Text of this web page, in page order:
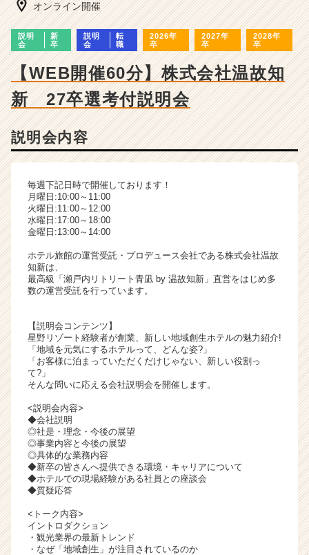
企
業
ら
カ
届
就
チ
ア
キ
ア
（C
h
e
e
a
r
e
e
オンライン開催
説明
会
新
卒
説明
会
転
職
2026年
卒
2027年
卒
2028年
卒
【WEB開催60分】株式会社温故知
新 27卒選考付説明会
説明会内容
毎週下記日時で開催しております！
月曜日:10:00～11:00
火曜日:11:00～12:00
水曜日:17:00～18:00
金曜日:13:00～14:00
ホテル旅館の運営受託・プロデュース会社である株式会社温故
知新は、
最高級「瀬戸内リトリート青凪 by 温故知新」直営をはじめ多
数の運営受託を行っています。
【説明会コンテンツ】
星野リゾート経験者が創業、新しい地域創生ホテルの魅力紹介!
「地域を元気にするホテルって、どんな姿?」
「お客様に泊まっていただくだけじゃない、新しい役割っ
て?」
そんな問いに応える会社説明会を開催します。
<説明会内容>
◆会社説明
◎社是・理念・今後の展望
◎事業内容と今後の展望
◎具体的な業務内容
◆新卒の皆さんへ提供できる環境・キャリアについて
◆ホテルでの現場経験がある社員との座談会
◆質疑応答
<トーク内容>
イントロダクション
・観光業界の最新トレンド
・なぜ「地域創生」が注目されているのか